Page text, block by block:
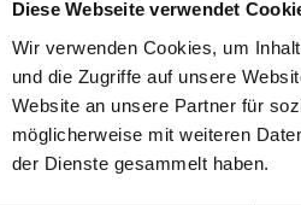
Diese Webseite verwendet
Wir verwenden Cookies, um
und die Zugriffe auf unsere
Website an unsere Partner für
möglicherweise mit weiteren
der Dienste gesammelt haben.